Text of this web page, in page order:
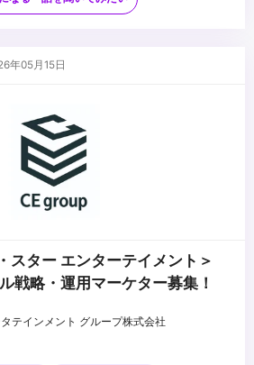
がある方
使用できる方
年05月15日
スター エンターテイメント＞
戦略・運用マーケター募集！
テインメント グループ株式会社